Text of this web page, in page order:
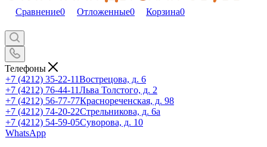
Сравнение0 Отложенные0 Корзина0
Телефоны
+7 (4212) 35-22-11Вострецова, д. 6
+7 (4212) 76-44-11Льва Толстого, д. 2
+7 (4212) 56-77-77Краснореченская, д. 98
+7 (4212) 74-20-22Стрельникова, д. 6а
+7 (4212) 54-59-05Суворова, д. 10
WhatsApp